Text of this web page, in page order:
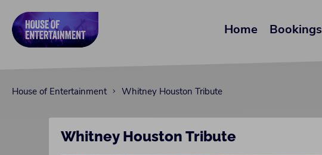
Home Bookings
House of Entertainment Whitney Houston Tribute
Whitney Houston Tribute